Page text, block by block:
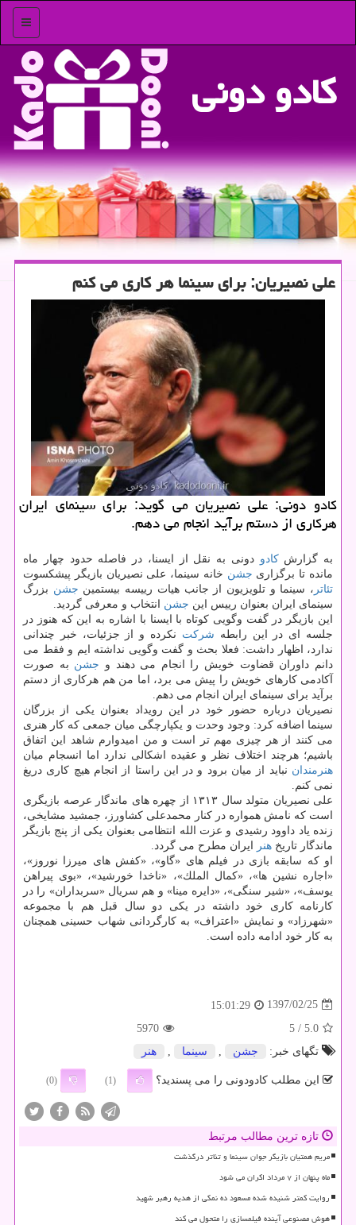
منو
كادو دونی
علی نصیریان: برای سینما هر كاری می كنم
كادو دونی: علی نصیریان می گوید: برای سینمای ایران
هركاری از دستم برآید انجام می دهم.
به گزارشكادو دونی به نقل از ایسنا، در فاصله حدود چهار ماه
مانده تا برگزاری جشن خانه سینما، علی نصیریان بازیگر پیشكسوت
تئاتر ، سینما و تلویزیون از جانب هیات رییسه بیستمین جشن بزرگ
سینمای ایران بعنوان رییس این جشن انتخاب و معرفی گردید.
این بازیگر در گفت وگویی كوتاه با ایسنا با اشاره به این كه هنوز در
جلسه ای در این رابطه شركت نكرده و از جزئیات، خبر چندانی
ندارد، اظهار داشت: فعلا بحث و گفت وگویی نداشته ایم و فقط می
دانم داوران قضاوت خویش را انجام می دهند و جشن به صورت
آكادمی كارهای خویش را پیش می برد، اما من هم هركاری از دستم
برآید برای سینمای ایران انجام می دهم.
نصیریان درباره حضور خود در این رویداد بعنوان یكی از بزرگان
سینما اضافه كرد: وجود وحدت و یكپارچگی میان جمعی كه كار هنری
می كنند از هر چیزی مهم تر است و من امیدوارم شاهد این اتفاق
باشیم؛ هرچند اختلاف نظر و عقیده اشكالی ندارد اما انسجام میان
هنرمندان نباید از میان برود و در این راستا از انجام هیچ كاری دریغ
نمی كنم.
علی نصیریان متولد سال ۱۳۱۳ از چهره های ماندگار عرصه بازیگری
است كه نامش همواره در كنار محمدعلی كشاورز، جمشید مشایخی،
زنده یاد داوود رشیدی و عزت الله انتظامی بعنوان یكی از پنج بازیگر
ماندگار تاریخ هنر ایران مطرح می گردد.
او كه سابقه بازی در فیلم های «گاو»، «كفش های میرزا نوروز»،
«اجاره نشین ها»، «كمال الملك»، «ناخدا خورشید»، «بوی پیراهن
یوسف»، «شیر سنگی»، «دایره مینا» و هم سریال «سربداران» را در
كارنامه كاری خود داشته در یكی دو سال قبل هم با مجموعه
«شهرزاد» و نمایش «اعتراف» به كارگردانی شهاب حسینی همچنان
به كار خود ادامه داده است.
1397/02/25
15:01:29
5.0
/ 5
5970
تگهای خبر:
جشن سینما هنر
این مطلب کادودونی را می پسندید؟ (1)
(0)
تازه ترین مطالب مرتبط
مریم همتیان بازیگر جوان سینما و تئاتر درگذشت
ماه پنهان از ۷ مرداد اکران می شود
روایت کمتر شنیده شده مسعود ده نمکی از هدیه رهبر شهید
هوش مصنوعی آینده فیلمسازی را متحول می کند